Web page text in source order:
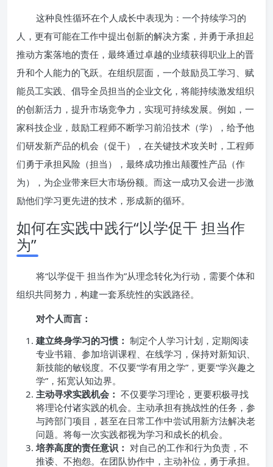
这种良性循环在个人成长中表现为：一个持续学习的
人，更有可能在工作中提出创新的解决方案，并勇于承担起
推动方案落地的责任，最终通过卓越的业绩获得职业上的晋
升和个人能力的飞跃。在组织层面，一个鼓励员工学习、赋
能员工实践、倡导全员担当的企业文化，将能持续激发组织
的创新活力，提升市场竞争力，实现可持续发展。例如，一
家科技企业，鼓励工程师不断学习前沿技术（学），给予他
们研发新产品的机会（促干），在关键技术攻关时，工程师
们勇于承担风险（担当），最终成功推出颠覆性产品（作
为），为企业带来巨大市场份额。而这一成功又会进一步激
励他们学习更先进的技术，形成新的循环。
如何在实践中践行“以学促干 担当作
为”
将“以学促干 担当作为”从理念转化为行动，需要个体和
组织共同努力，构建一套系统性的实践路径。
对个人而言：
建立终身学习的习惯： 制定个人学习计划，定期阅读
专业书籍、参加培训课程、在线学习，保持对新知识、
新技能的敏锐度。不仅要“学有用之学”，更要“学兴趣之
学”，拓宽认知边界。
主动寻求实践机会： 不仅要学习理论，更要积极寻找
将理论付诸实践的机会。主动承担有挑战性的任务，参
与跨部门项目，甚至在日常工作中尝试用新方法解决老
问题。将每一次实践都视为学习和成长的机会。
培养高度的责任意识： 对自己的工作和行为负责，不
推诿、不抱怨。在团队协作中，主动补位，勇于承担。